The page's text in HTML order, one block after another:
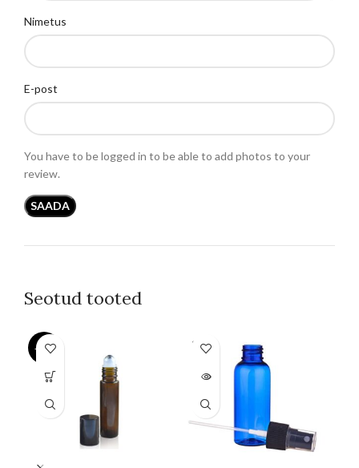
Nimetus
E-post
You have to be logged in to be able to add photos to your
review.
Seotud tooted
-27%
Sellel
tootel
on
SOLD
OUT